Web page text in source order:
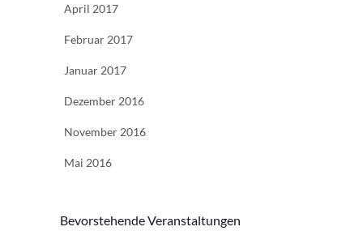
April 2017
Februar 2017
Januar 2017
Dezember 2016
November 2016
Mai 2016
Bevorstehende Veranstaltungen